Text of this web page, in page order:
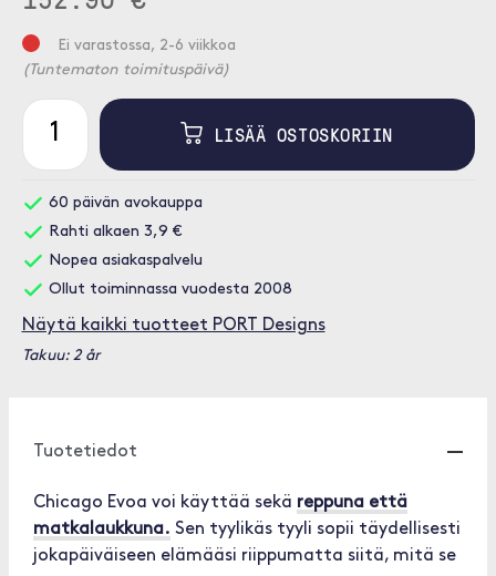
Ei varastossa, 2-6 viikkoa
(Tuntematon toimituspäivä)
LISÄÄ OSTOSKORIIN
60 päivän avokauppa
Rahti alkaen 3,9 €
Nopea asiakaspalvelu
Ollut toiminnassa vuodesta 2008
Näytä kaikki tuotteet PORT Designs
Takuu: 2 år
Tuotetiedot
Chicago Evoa voi käyttää sekä reppuna että
matkalaukkuna. Sen tyylikäs tyyli sopii täydellisesti
jokapäiväiseen elämääsi riippumatta siitä, mitä se